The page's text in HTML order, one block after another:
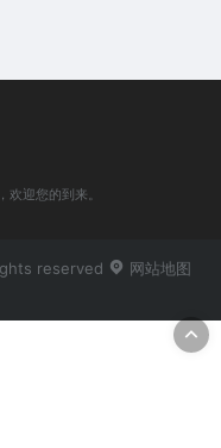
欢迎您的到来。
reserved
网站地图